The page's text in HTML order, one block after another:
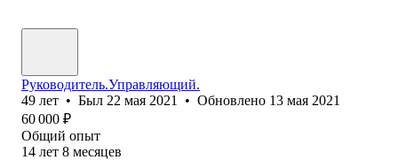
Руководитель.Управляющий.
49 лет • Был 22 мая 2021 • Обновлено 13 мая 2021
60 000 ₽
Общий опыт
14 лет 8 месяцев